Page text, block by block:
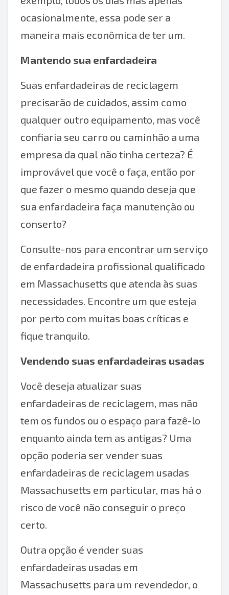
ocasionalmente, essa pode ser a
maneira mais econômica de ter um.
Mantendo sua enfardadeira
Suas enfardadeiras de reciclagem
precisarão de cuidados, assim como
qualquer outro equipamento, mas você
confiaria seu carro ou caminhão a uma
empresa da qual não tinha certeza? É
improvável que você o faça, então por
que fazer o mesmo quando deseja que
sua enfardadeira faça manutenção ou
conserto?
Consulte-nos para encontrar um serviço
de enfardadeira profissional qualificado
em Massachusetts que atenda às suas
necessidades. Encontre um que esteja
por perto com muitas boas críticas e
fique tranquilo.
Vendendo suas enfardadeiras usadas
Você deseja atualizar suas
enfardadeiras de reciclagem, mas não
tem os fundos ou o espaço para fazê-lo
enquanto ainda tem as antigas? Uma
opção poderia ser vender suas
enfardadeiras de reciclagem usadas
Massachusetts em particular, mas há o
risco de você não conseguir o preço
certo.
Outra opção é vender suas
enfardadeiras usadas em
Massachusetts para um revendedor, o